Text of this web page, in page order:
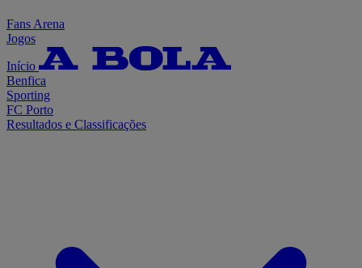
Fans Arena
Jogos
Início
Benfica
Sporting
FC Porto
Resultados e Classificações